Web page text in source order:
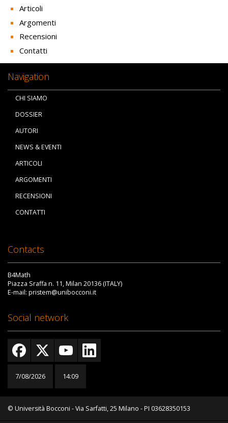
Articoli
Argomenti
Recensioni
Contatti
Navigation
CHI SIAMO
DOSSIER
AUTORI
NEWS & EVENTI
ARTICOLI
ARGOMENTI
RECENSIONI
CONTATTI
Contacts
B4Math
Piazza Sraffa n. 11, Milan 20136 (ITALY)
E-mail: pristem@unibocconi.it
Social network
7/08/2026 14:09
© Università Bocconi - Via Sarfatti, 25 Milano - PI 03628350153